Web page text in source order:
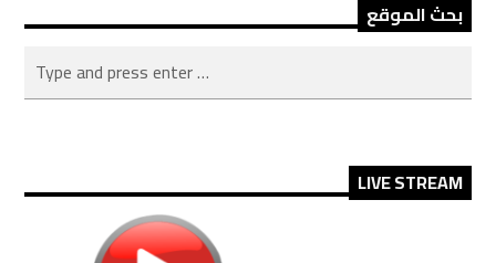
بحث الموقع
LIVE STREAM